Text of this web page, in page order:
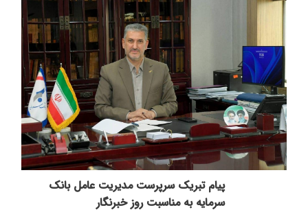
پیام تبریک سرپرست مدیریت عامل بانک
سرمایه به مناسبت روز خبرنگار